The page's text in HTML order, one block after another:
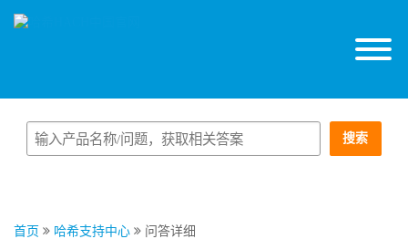
搜索
首页 哈希支持中心 问答详细